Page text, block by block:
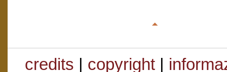
credits | copyright|